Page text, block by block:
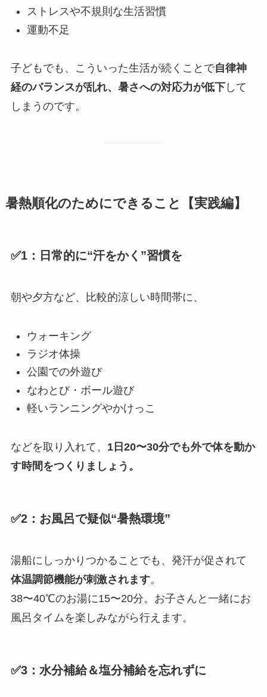
ストレスや不規則な生活習慣
運動不足
子どもでも、こういった生活が続くことで自律神
経のバランスが乱れ、暑さへの対応力が低下して
しまうのです。
暑熱順化のためにできること【実践編】
✅1：日常的に“汗をかく”習慣を
朝や夕方など、比較的涼しい時間帯に、
ウォーキング
ラジオ体操
公園での外遊び
なわとび・ボール遊び
軽いランニングやかけっこ
などを取り入れて、 1日20〜30分でも外で体を動か
す時間をつくりましょう。
✅2：お風呂で疑似“暑熱環境”
湯船にしっかりつかることでも、発汗が促されて
体温調節機能が刺激されます。
38〜40℃のお湯に15〜20分。お子さんと一緒にお
風呂タイムを楽しみながら行えます。
✅3：水分補給＆塩分補給を忘れずに